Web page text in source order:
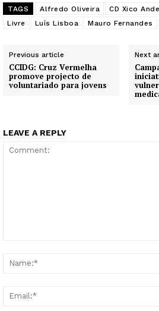
TAGS Alfredo Oliveira CD Xico
Livre
Luís Lisboa Mauro Fernandes
Previous article
CCIDG: Cruz Vermelha
promove projecto de
voluntariado para jovens
Next
LEAVE A REPLY